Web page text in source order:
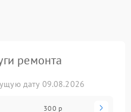
ремонта
дату 09.08.2026
300 р